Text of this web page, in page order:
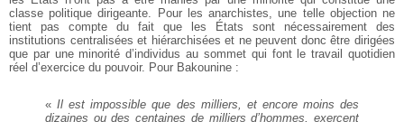
classe politique dirigeante. Pour les anarchistes, une telle objection ne
tient pas compte du fait que les États sont nécessairement des
institutions centralisées et hiérarchisées et ne peuvent donc être dirigées
que par une minorité d’individus au sommet qui font le travail quotidien
réel d’exercice du pouvoir. Pour Bakounine :
«Il est impossible que des milliers, et encore moins des
dizaines ou des centaines de milliers d’hommes, exercent